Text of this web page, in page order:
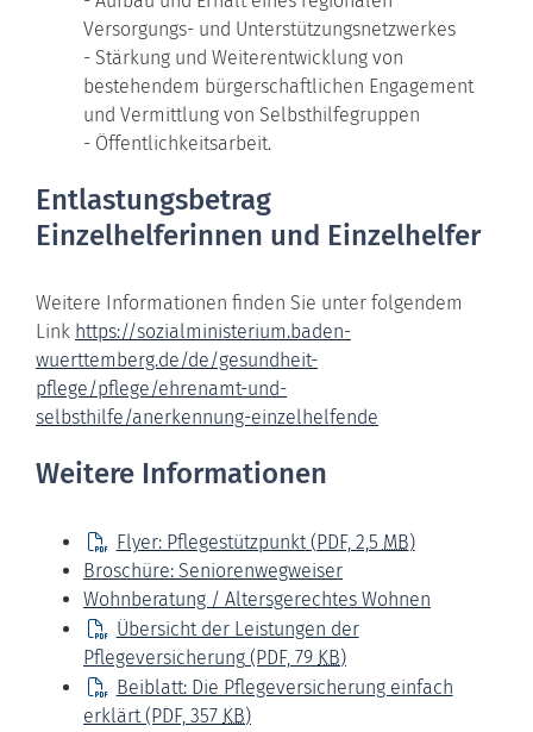
Versorgungs- und Unterstützungsnetzwerkes
- Stärkung und Weiterentwicklung von
bestehendem bürgerschaftlichen Engagement
und Vermittlung von Selbsthilfegruppen
- Öffentlichkeitsarbeit.
Entlastungsbetrag
Einzelhelferinnen und Einzelhelfer
Weitere Informationen finden Sie unter folgendem
Link https://sozialministerium.baden-
wuerttemberg.de/de/gesundheit-
pflege/pflege/ehrenamt-und-
selbsthilfe/anerkennung-einzelhelfende
Weitere Informationen
Flyer: Pflegestützpunkt(PDF, 2,5 MB)
Broschüre: Seniorenwegweiser
Wohnberatung / Altersgerechtes Wohnen
Übersicht der Leistungen der
Pflegeversicherung (PDF, 79 KB)
Beiblatt: Die Pflegeversicherung einfach
erklärt(PDF, 357 KB)